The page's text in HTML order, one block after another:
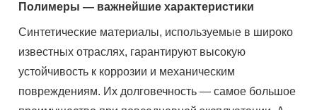
Полимеры — важнейшие характеристики
Синтетические материалы, используемые в широко
известных отраслях, гарантируют высокую
устойчивость к коррозии и механическим
повреждениям. Их долговечность — самое большое